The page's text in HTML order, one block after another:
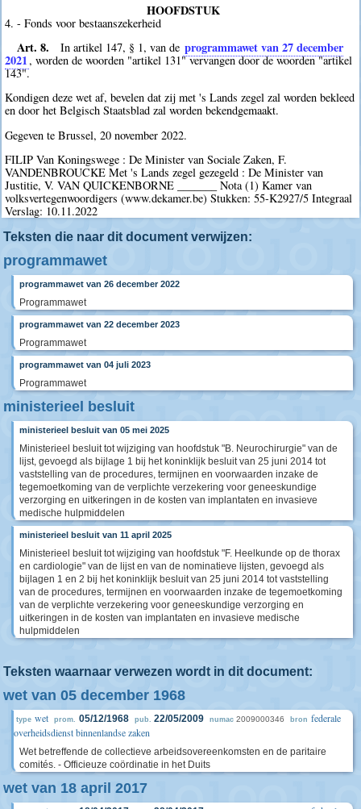
HOOFDSTUK
4. - Fonds voor bestaanszekerheid
Art. 8. In artikel 147, § 1, van de programmawet van 27 december
2021, worden de woorden "artikel 131" vervangen door de woorden "artikel
143".
Kondigen deze wet af, bevelen dat zij met 's Lands zegel zal worden bekleed
en door het Belgisch Staatsblad zal worden bekendgemaakt.
Gegeven te Brussel, 20 november 2022.
FILIP Van Koningswege : De Minister van Sociale Zaken, F.
VANDENBROUCKE Met 's Lands zegel gezegeld : De Minister van
Justitie, V. VAN QUICKENBORNE _______ Nota (1) Kamer van
volksvertegenwoordigers (www.dekamer.be) Stukken: 55-K2927/5 Integraal
Verslag: 10.11.2022
Teksten die naar dit document verwijzen:
programmawet
programmawet van 26 december 2022
Programmawet
programmawet van 22 december 2023
Programmawet
programmawet van 04 juli 2023
Programmawet
ministerieel besluit
ministerieel besluit van 05 mei 2025
Ministerieel besluit tot wijziging van hoofdstuk "B. Neurochirurgie" van de
lijst, gevoegd als bijlage 1 bij het koninklijk besluit van 25 juni 2014 tot
vaststelling van de procedures, termijnen en voorwaarden inzake de
tegemoetkoming van de verplichte verzekering voor geneeskundige
verzorging en uitkeringen in de kosten van implantaten en invasieve
medische hulpmiddelen
ministerieel besluit van 11 april 2025
Ministerieel besluit tot wijziging van hoofdstuk "F. Heelkunde op de thorax
en cardiologie" van de lijst en van de nominatieve lijsten, gevoegd als
bijlagen 1 en 2 bij het koninklijk besluit van 25 juni 2014 tot vaststelling
van de procedures, termijnen en voorwaarden inzake de tegemoetkoming
van de verplichte verzekering voor geneeskundige verzorging en
uitkeringen in de kosten van implantaten en invasieve medische
hulpmiddelen
Teksten waarnaar verwezen wordt in dit document:
wet van 05 december 1968
type wet prom. 05/12/1968 pub. 22/05/2009 numac 2009000346 bron federale
overheidsdienst binnenlandse zaken
Wet betreffende de collectieve arbeidsovereenkomsten en de paritaire
comités. - Officieuze coördinatie in het Duits
wet van 18 april 2017